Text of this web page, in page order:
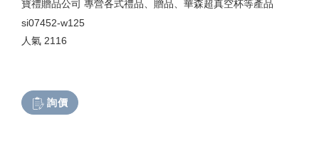
寶禮贈品公司 專營各式禮品、贈品、華森超真空杯等產品
si07452-w125
人氣 2116
詢價